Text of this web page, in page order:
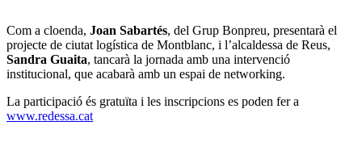
Com a cloenda, Joan Sabartés, del Grup Bonpreu, presentarà el
projecte de ciutat logística de Montblanc, i l’alcaldessa de Reus,
Sandra Guaita, tancarà la jornada amb una intervenció
institucional, que acabarà amb un espai de networking.
La participació és gratuïta i les inscripcions es poden fer a
www.redessa.cat